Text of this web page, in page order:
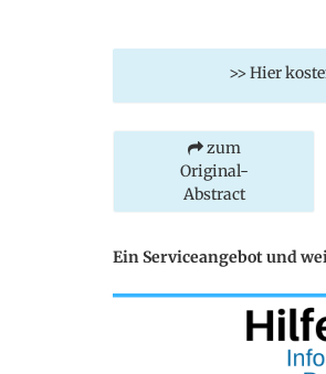
>> Hier
zum
Original-
Abstract
Ein Serviceangebot und